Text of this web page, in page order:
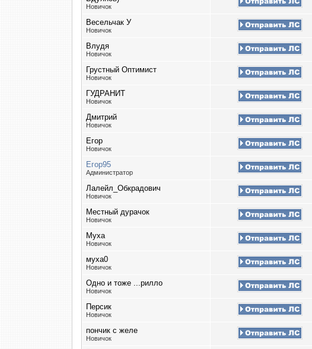
Новичок
Весельчак У
Новичок
Влудя
Новичок
Грустный Оптимист
Новичок
ГУДРАНИТ
Новичок
Дмитрий
Новичок
Егор
Новичок
Егор95
Администратор
Лалейл_Обкрадович
Новичок
Местный дурачок
Новичок
Муха
Новичок
муха0
Новичок
Одно и тоже ...рилло
Новичок
Персик
Новичок
пончик с желе
Новичок